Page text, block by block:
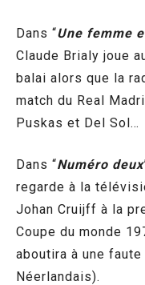
Dans “Une femme
Claude Brialy joue
balai alors que la
match du Real
Puskas et Del Sol…
Dans “Numéro deux
regarde à la
Johan Cruijff à la
Coupe du monde
aboutira à une
Néerlandais).